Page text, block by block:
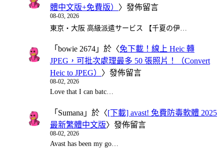
體中文版+免費版） 〉發佈留言
08-03, 2026
東京・大阪 高級派遣サービス 【千夏の伊…
「 bowie 2674 」於〈免下載！線上 Heic 轉
JPEG，可批次處理最多 50 張照片！（Convert
Heic to JPEG） 〉發佈留言
08-02, 2026
Love that I can batc…
「 Sumana 」於〈[下載] avast! 免費防毒軟體 2025
最新繁體中文版〉發佈留言
08-02, 2026
Avast has been my go…